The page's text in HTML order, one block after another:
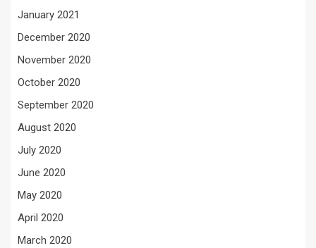
January 2021
December 2020
November 2020
October 2020
September 2020
August 2020
July 2020
June 2020
May 2020
April 2020
March 2020